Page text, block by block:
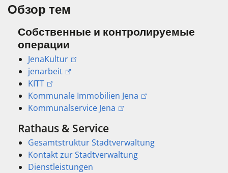
Обзор тем
Собственные и контролируемые
операции
JenaKultur
jenarbeit
KITT
Kommunale Immobilien Jena
Kommunalservice Jena
Rathaus & Service
Gesamtstruktur Stadtverwaltung
Kontakt zur Stadtverwaltung
Dienstleistungen